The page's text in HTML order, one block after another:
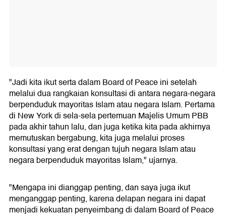
"Jadi kita ikut serta dalam Board of Peace ini setelah
melalui dua rangkaian konsultasi di antara negara-negara
berpenduduk mayoritas Islam atau negara Islam. Pertama
di New York di sela-sela pertemuan Majelis Umum PBB
pada akhir tahun lalu, dan juga ketika kita pada akhirnya
memutuskan bergabung, kita juga melalui proses
konsultasi yang erat dengan tujuh negara Islam atau
negara berpenduduk mayoritas Islam," ujarnya.
"Mengapa ini dianggap penting, dan saya juga ikut
menganggap penting, karena delapan negara ini dapat
menjadi kekuatan penyeimbang di dalam Board of Peace